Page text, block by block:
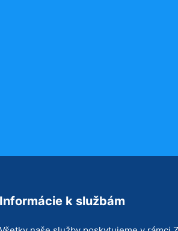
Informácie k službám